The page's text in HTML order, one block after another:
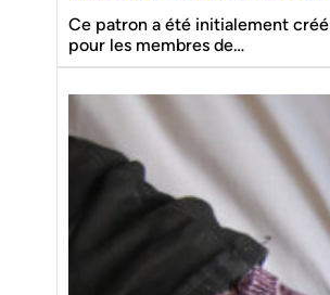
Ce patron a été initialement créé
pour les membres de…